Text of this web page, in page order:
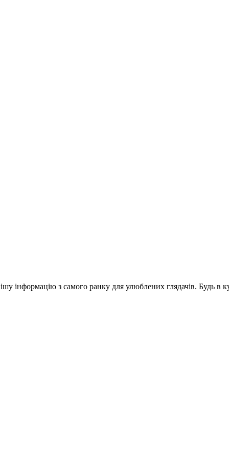
інформацію з самого ранку для улюблених глядачів. Будь в